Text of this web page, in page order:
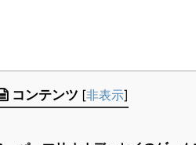
コンテンツ [非表示]